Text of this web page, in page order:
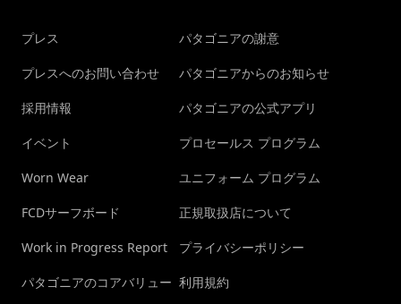
プレス
プレスへのお問い合わせ
採用情報
イベント
Worn Wear
FCDサーフボード
Work in Progress Report
パタゴニアのコアバリュー
パタゴニアの謝意
パタゴニアからのお知らせ
パタゴニアの公式アプリ
プロセールス プログラム
ユニフォーム プログラム
正規取扱店について
プライバシーポリシー
利用規約